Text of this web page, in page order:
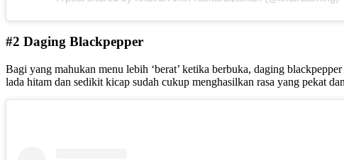
#2 Daging Blackpepper
Bagi yang mahukan menu lebih ‘berat’ ketika berbuka, daging
lada hitam dan sedikit kicap sudah cukup menghasilkan rasa yang pekat